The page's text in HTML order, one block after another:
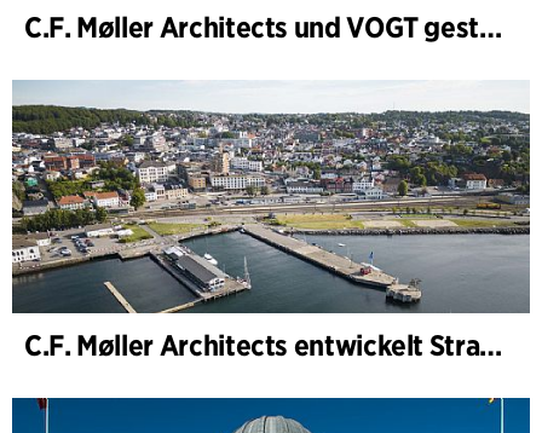
C.F. Møller Architects und VOGT gestalten die Zukunft von Hamburg-Altona
C.F. Møller Architects entwickelt Strategie für „Knutepunkt Larvik und Indre Havn“